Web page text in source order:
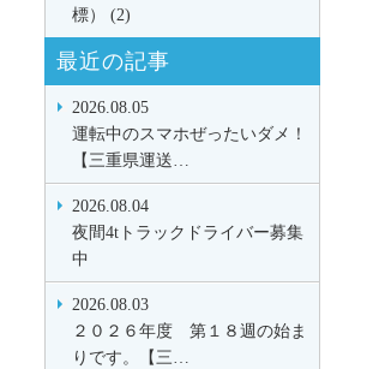
標） (2)
最近の記事
2026.08.05
運転中のスマホぜったいダメ！
【三重県運送…
2026.08.04
夜間4tトラックドライバー募集
中
2026.08.03
２０２６年度 第１８週の始ま
りです。【三…